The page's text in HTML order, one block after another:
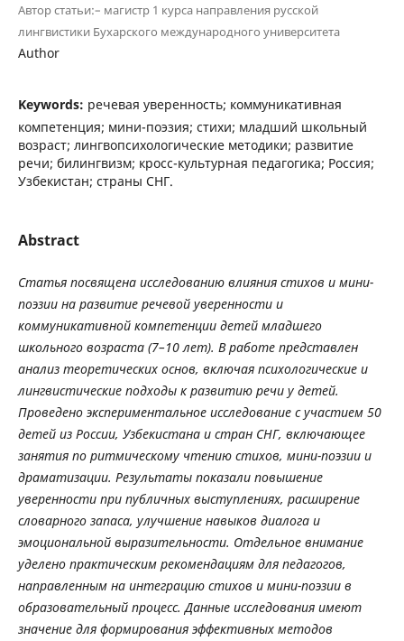
Автор статьи:– магистр 1 курса направления русской
лингвистики Бухарского международного университета
Author
Keywords: речевая уверенность; коммуникативная
компетенция; мини-поэзия; стихи; младший школьный
возраст; лингвопсихологические методики; развитие
речи; билингвизм; кросс-культурная педагогика; Россия;
Узбекистан; страны СНГ.
Abstract
Статья посвящена исследованию влияния стихов и мини-
поэзии на развитие речевой уверенности и
коммуникативной компетенции детей младшего
школьного возраста(7–10лет). В работе представлен
анализ теоретических основ, включая психологические и
лингвистические подходы к развитию речи у детей.
Проведено экспериментальное исследование с участием50
детей из России, Узбекистана и стран СНГ, включающее
занятия по ритмическому чтению стихов, мини-поэзии и
драматизации. Результаты показали повышение
уверенности при публичных выступлениях, расширение
словарного запаса, улучшение навыков диалога и
эмоциональной выразительности. Отдельное внимание
уделено практическим рекомендациям для педагогов,
направленным на интеграцию стихов и мини-поэзии в
образовательный процесс.Данные исследования имеют
значение для формирования эффективных методов